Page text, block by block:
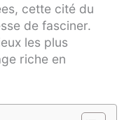
cette cité du
de fasciner.
les plus
riche en